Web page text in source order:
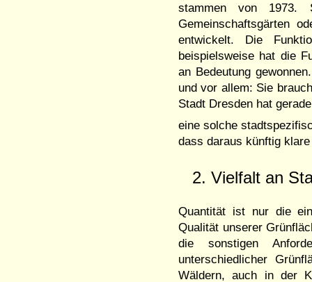
stammen von 1973.
Gemeinschaftsgärten
entwickelt. Die
beispielsweise hat die
an Bedeutung
und vor allem: Sie
Stadt Dresden hat
eine solche
dass daraus künftig
2. Vielfalt an
Quantität ist nur die
Qualität unserer
die sonstigen
unterschiedlicher
Wäldern, auch in der